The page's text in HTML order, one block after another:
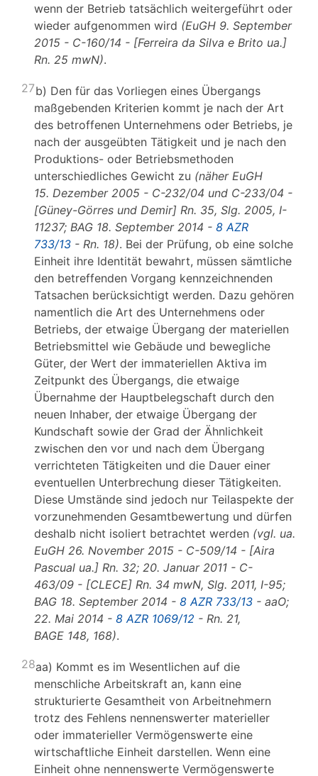
wenn der Betrieb tatsächlich weitergeführt oder
wieder aufgenommen wird (EuGH 9. September
2015 - C-160/14 - [Ferreira da Silva e Brito ua.]
Rn. 25 mwN).
27b) Den für das Vorliegen eines Übergangs
maßgebenden Kriterien kommt je nach der Art
des betroffenen Unternehmens oder Betriebs, je
nach der ausgeübten Tätigkeit und je nach den
Produktions- oder Betriebsmethoden
unterschiedliches Gewicht zu (näher EuGH
15. Dezember 2005 - C-232/04 und C-233/04 -
[Güney-Görres und Demir] Rn. 35, Slg. 2005, I-
11237; BAG 18. September 2014 - 8 AZR
733/13 - Rn. 18). Bei der Prüfung, ob eine solche
Einheit ihre Identität bewahrt, müssen sämtliche
den betreffenden Vorgang kennzeichnenden
Tatsachen berücksichtigt werden. Dazu gehören
namentlich die Art des Unternehmens oder
Betriebs, der etwaige Übergang der materiellen
Betriebsmittel wie Gebäude und bewegliche
Güter, der Wert der immateriellen Aktiva im
Zeitpunkt des Übergangs, die etwaige
Übernahme der Hauptbelegschaft durch den
neuen Inhaber, der etwaige Übergang der
Kundschaft sowie der Grad der Ähnlichkeit
zwischen den vor und nach dem Übergang
verrichteten Tätigkeiten und die Dauer einer
eventuellen Unterbrechung dieser Tätigkeiten.
Diese Umstände sind jedoch nur Teilaspekte der
vorzunehmenden Gesamtbewertung und dürfen
deshalb nicht isoliert betrachtet werden (vgl. ua.
EuGH 26. November 2015 - C-509/14 - [Aira
Pascual ua.] Rn. 32; 20. Januar 2011 - C-
463/09 - [CLECE] Rn. 34 mwN, Slg. 2011, I-95;
BAG 18. September 2014 - 8 AZR 733/13 - aaO;
22. Mai 2014 - 8 AZR 1069/12 - Rn. 21,
BAGE 148, 168).
28aa) Kommt es im Wesentlichen auf die
menschliche Arbeitskraft an, kann eine
strukturierte Gesamtheit von Arbeitnehmern
trotz des Fehlens nennenswerter materieller
oder immaterieller Vermögenswerte eine
wirtschaftliche Einheit darstellen. Wenn eine
Einheit ohne nennenswerte Vermögenswerte